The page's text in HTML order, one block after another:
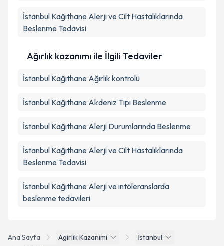
Ana Sayfa Agirlik Kazanimi
İstanbul
İstanbul Kağıthane Alerji ve Cilt Hastalıklarında
Beslenme Tedavisi
Ağırlık kazanımı ile İlgili Tedaviler
İstanbul Kağıthane Ağırlık kontrolü
İstanbul Kağıthane Akdeniz Tipi Beslenme
İstanbul Kağıthane Alerji Durumlarında Beslenme
İstanbul Kağıthane Alerji ve Cilt Hastalıklarında
Beslenme Tedavisi
İstanbul Kağıthane Alerji ve intöleranslarda
beslenme tedavileri